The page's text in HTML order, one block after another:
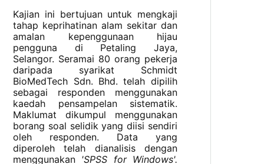
Kajian ini bertujuan untuk mengkaji
tahap keprihatinan alam sekitar dan
amalan kepenggunaan hijau
pengguna di Petaling Jaya,
Selangor. Seramai 80 orang pekerja
daripada syarikat Schmidt
BioMedTech Sdn. Bhd. telah dipilih
sebagai responden menggunakan
kaedah pensampelan sistematik.
Maklumat dikumpul menggunakan
borang soal selidik yang diisi sendiri
oleh responden. Data yang
diperoleh telah dianalisis dengan
menggunakan 'SPSS for Windows'.